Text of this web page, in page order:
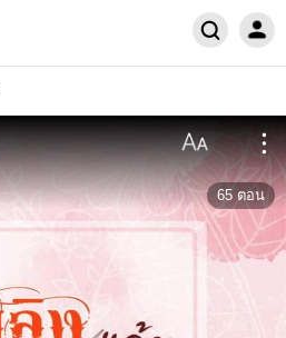
65 ตอน